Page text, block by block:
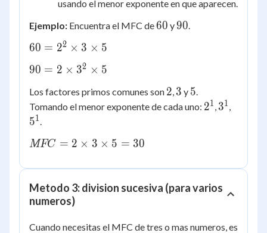
usando el menor exponente en que aparecen.
Ejemplo: Encuentra el MFC de60
60 y90
90
60 =
\times
3
\times
5
60 = 22 × 3 × 5
90 =
\times
3^2
\times
5
90 = 2 × 32 × 5
Los factores primos comunes son 2
2 3
3 y 5
5
Tomando el menor exponente de cada uno: 2^1
21 3^1
31
51
MFC
\times
3
\times
30
MFC = 2 × 3 × 5 = 30
Metodo 3: division sucesiva (para varios
numeros)
Cuando necesitas el MFC de tres o mas numeros, es